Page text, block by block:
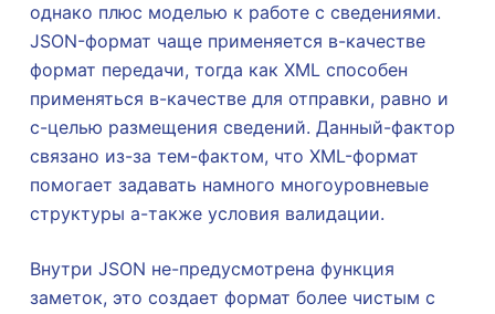
однако плюс моделью к работе с сведениями.
JSON-формат чаще применяется в-качестве
формат передачи, тогда как XML способен
применяться в-качестве для отправки, равно и
с-целью размещения сведений. Данный-фактор
связано из-за тем-фактом, что XML-формат
помогает задавать намного многоуровневые
структуры а-также условия валидации.
Внутри JSON не-предусмотрена функция
заметок, это создает формат более чистым с